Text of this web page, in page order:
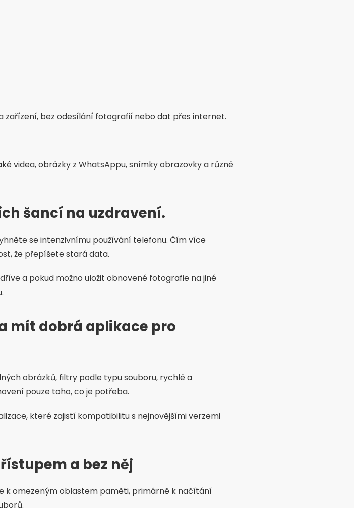
bez odesílání fotografií nebo dat přes internet.
videa, obrázky z WhatsAppu, snímky obrazovky a různé
šancí na uzdravení.
se intenzivnímu používání telefonu. Čím více
že přepíšete stará data.
a pokud možno uložit obnovené fotografie na jiné
mít dobrá aplikace pro
obrázků, filtry podle typu souboru, rychlé a
pouze toho, co je potřeba.
které zajistí kompatibilitu s nejnovějšími verzemi
a bez něj
k omezeným oblastem paměti, primárně k načítání